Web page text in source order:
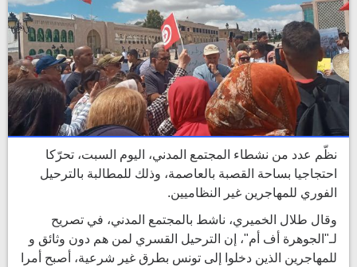
نظّم عدد من نشطاء المجتمع المدني، اليوم السبت، تحرّكا
احتجاجيا بساحة القصبة بالعاصمة، وذلك للمطالبة بالترحيل
الفوري للمهاجرين غير النظاميين.
وقال طلال الخميري، ناشط بالمجتمع المدني، في تصريح
لـ"الجوهرة أف أم"، إن الترحيل القسري لمن هم دون وثائق و
للمهاجرين الذين دخلوا إلى تونس بطرق غير شرعية، أصبح أمرا